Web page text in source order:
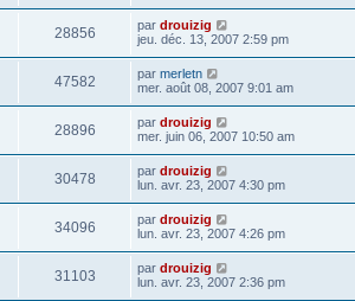
28856 par drouizig
jeu. déc. 13, 2007 2:59 pm
47582 par merletn
mer. août 08, 2007 9:01 am
28896 par drouizig
mer. juin 06, 2007 10:50 am
30478 par drouizig
lun. avr. 23, 2007 4:30 pm
34096 par drouizig
lun. avr. 23, 2007 4:26 pm
31103 par drouizig
lun. avr. 23, 2007 2:36 pm